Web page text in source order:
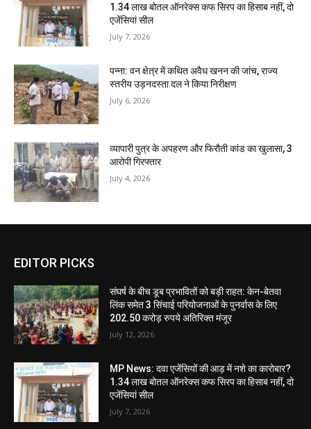
1.34 लाख बोतल ऑनरेक्स कफ सिरप का हिसाब नहीं, दो
एजेंसियां सील
July 7, 2026
पन्ना: वन क्षेत्र में कथित अवैध खनन की जांच, राज्य
स्तरीय उड़नदस्ता दल ने किया निरीक्षण
July 6, 2026
व्यापारी पुत्र के अपहरण और फिरौती कांड का खुलासा, 3
आरोपी गिरफ्तार
July 4, 2026
EDITOR PICKS
संघर्ष के बीच डूब प्रभावितों को बड़ी राहत: केन-बेतवा
लिंक समेत 3 सिंचाई परियोजनाओं के पुनर्वास के लिए
202.50 करोड़ रुपये अतिरिक्त मंजूर
July 12, 2026
MP News: दवा एजेंसियों की आड़ में नशे का कारोबार?
1.34 लाख बोतल ऑनरेक्स कफ सिरप का हिसाब नहीं, दो
एजेंसियां सील
July 7, 2026